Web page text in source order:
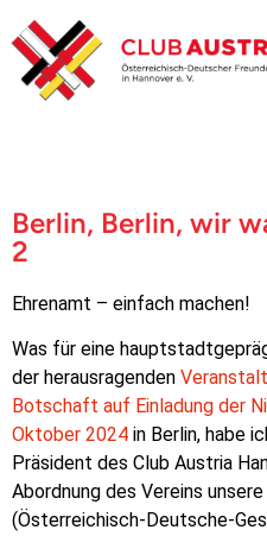
Berlin, Berlin, wir
2
Ehrenamt – einfach machen!
Was für eine
der herausragenden
Botschaft auf Einladung der
Oktober 2024 in Berlin, habe
Präsident des Club Austria
Abordnung des Vereins
(Österreichisch-Deutsche-